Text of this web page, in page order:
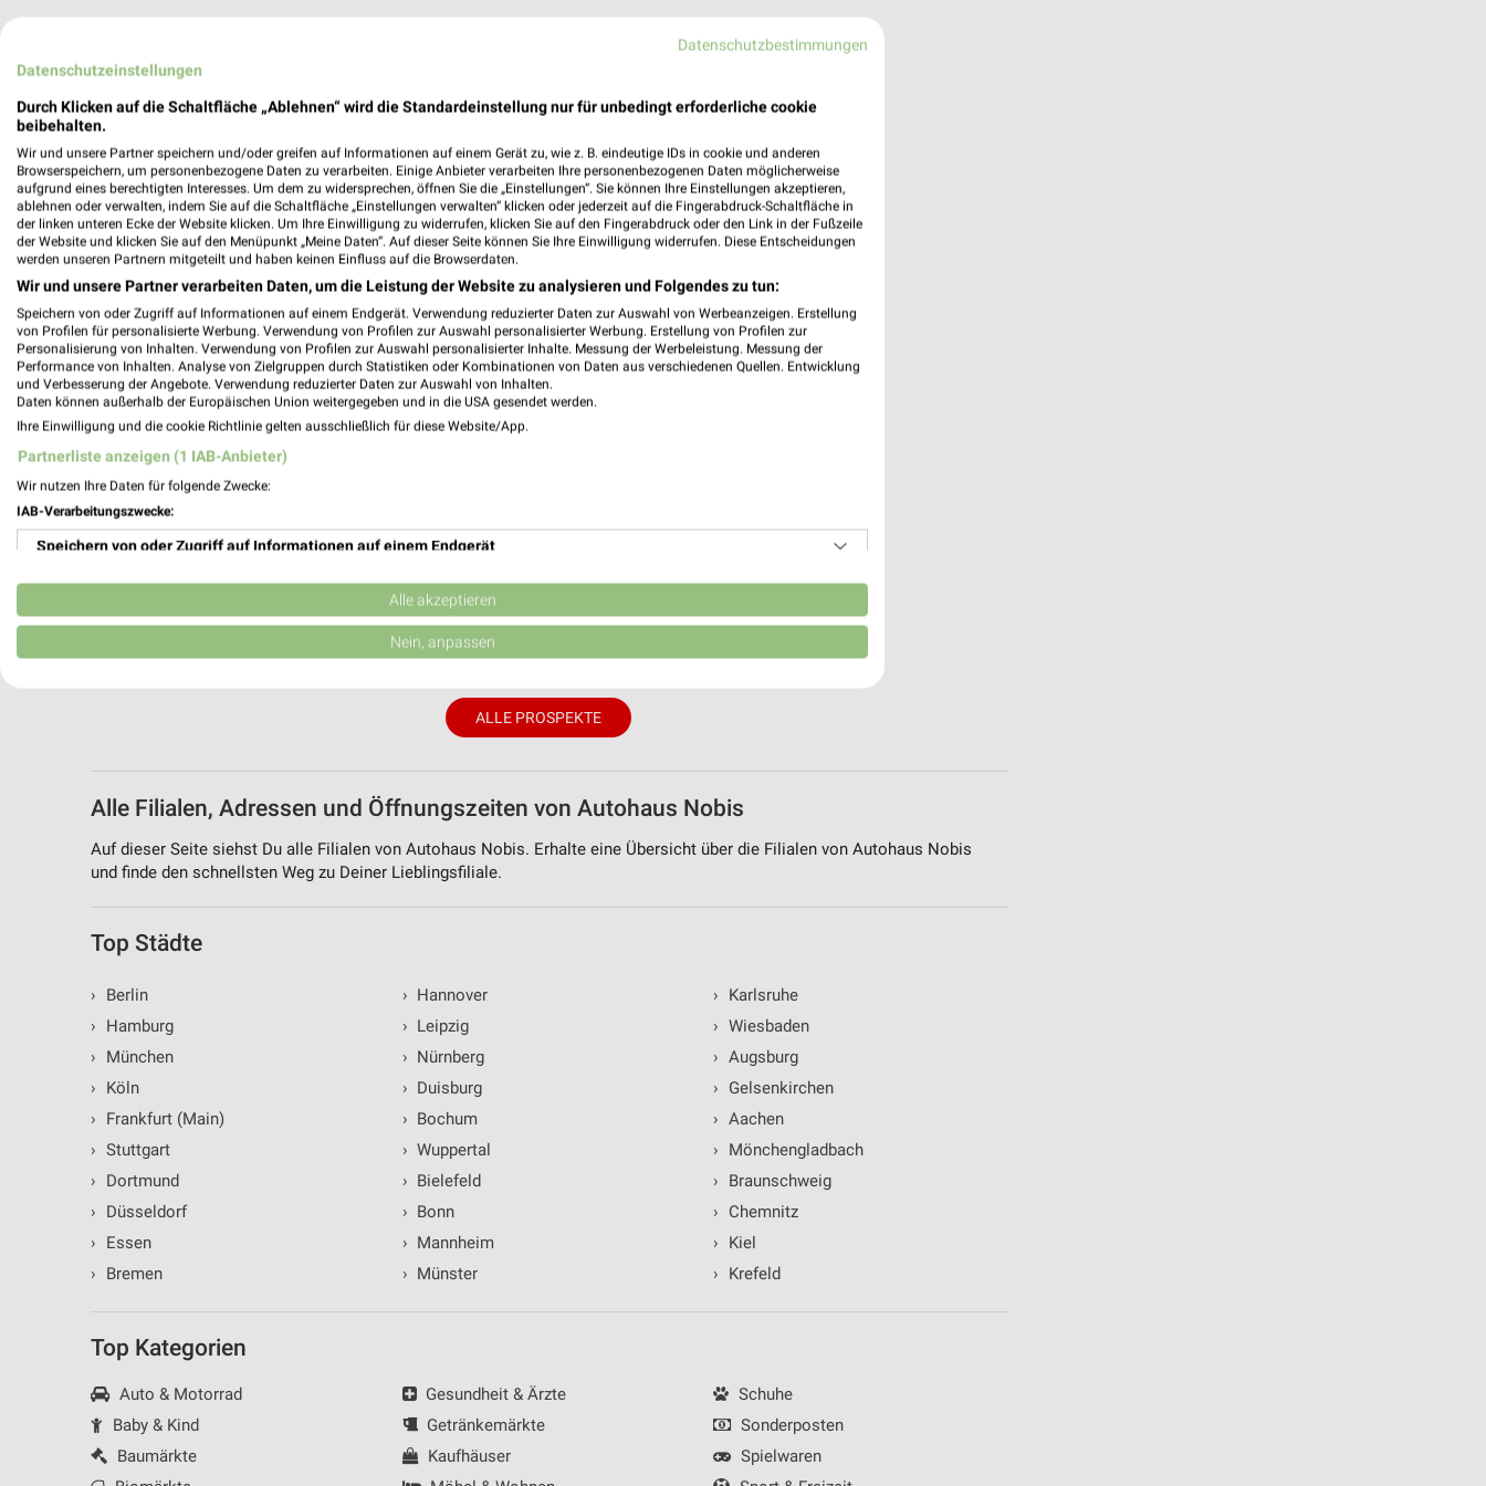
Auto & Motorrad Angebote
1 Prospekt
Premio Reifen + Autoservice
7 km
Gültig 2026
ALLE PROSPEKTE
Alle Filialen, Adressen und Öffnungszeiten von Autohaus Nobis
Auf dieser Seite siehst Du alle Filialen von Autohaus Nobis. Erhalte eine Übersicht über die Filialen von Autohaus Nobis
und finde den schnellsten Weg zu Deiner Lieblingsfiliale.
Top Städte
›
Berlin
›
Hamburg
›
München
›
Köln
›
Frankfurt (Main)
› Stuttgart
›
Dortmund
›
Düsseldorf
›
Essen
›
Bremen
› Hannover
› Leipzig
› Nürnberg
› Duisburg
› Bochum
› Wuppertal
› Bielefeld
› Bonn
› Mannheim
› Münster
›
Karlsruhe
› Wiesbaden
› Augsburg
›
Gelsenkirchen
› Aachen
›
Mönchengladbach
›
Braunschweig
›
Chemnitz
›
Kiel
›
Krefeld
Top Kategorien
Auto & Motorrad
Baby & Kind
Baumärkte
Gesundheit & Ärzte
Getränkemärkte
Kaufhäuser
Schuhe
Sonderposten
Spielwaren
Datenschutzbestimmungen
Datenschutzeinstellungen
Durch Klicken auf die Schaltfläche „Ablehnen“ wird die Standardeinstellung nur für unbedingt erforderliche cookie
beibehalten.
Wir und unsere Partner speichern und/oder greifen auf Informationen auf einem Gerät zu, wie z. B. eindeutige IDs in cookie und anderen
Browserspeichern, um personenbezogene Daten zu verarbeiten. Einige Anbieter verarbeiten Ihre personenbezogenen Daten möglicherweise
aufgrund eines berechtigten Interesses. Um dem zu widersprechen, öffnen Sie die „Einstellungen“. Sie können Ihre Einstellungen akzeptieren,
ablehnen oder verwalten, indem Sie auf die Schaltfläche „Einstellungen verwalten“ klicken oder jederzeit auf die Fingerabdruck-Schaltfläche in
der linken unteren Ecke der Website klicken. Um Ihre Einwilligung zu widerrufen, klicken Sie auf den Fingerabdruck oder den Link in der Fußzeile
der Website und klicken Sie auf den Menüpunkt „Meine Daten“. Auf dieser Seite können Sie Ihre Einwilligung widerrufen. Diese Entscheidungen
werden unseren Partnern mitgeteilt und haben keinen Einfluss auf die Browserdaten.
Wir und unsere Partner verarbeiten Daten, um die Leistung der Website zu analysieren und Folgendes zu tun:
Speichern von oder Zugriff auf Informationen auf einem Endgerät. Verwendung reduzierter Daten zur Auswahl von Werbeanzeigen. Erstellung
von Profilen für personalisierte Werbung. Verwendung von Profilen zur Auswahl personalisierter Werbung. Erstellung von Profilen zur
Personalisierung von Inhalten. Verwendung von Profilen zur Auswahl personalisierter Inhalte. Messung der Werbeleistung. Messung der
Performance von Inhalten. Analyse von Zielgruppen durch Statistiken oder Kombinationen von Daten aus verschiedenen Quellen. Entwicklung
und Verbesserung der Angebote. Verwendung reduzierter Daten zur Auswahl von Inhalten.
Daten können außerhalb der Europäischen Union weitergegeben und in die USA gesendet werden.
Ihre Einwilligung und die cookie Richtlinie gelten ausschließlich für diese Website/App.
Partnerliste anzeigen (1 IAB-Anbieter)
Wir nutzen Ihre Daten für folgende Zwecke:
IAB-Verarbeitungszwecke:
Speichern von oder Zugriff auf Informationen auf einem Endgerät
Verwendung reduzierter Daten zur Auswahl von Werbeanzeigen
Erstellung von Profilen für personalisierte Werbung
Messung der Werbeleistung
Messung der Performance von Inhalten
Verwendung reduzierter Daten zur Auswahl von Inhalten
IAB-Besonderheiten:
Verwendung genauer Standortdaten
Geräte anhand von aktiv angeforderten Informationen identifizieren
Nicht-IAB-Verarbeitungszwecke:
Notwendig
Performance
Werbung
Alle akzeptieren
Nein, anpassen